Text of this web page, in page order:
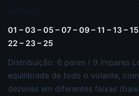
01 – 03 – 05 – 07 – 09 – 11 – 13 –
22 – 23 – 25
Distribuição: 6 pares / 9 ímpares
equilibrada de todo o volante,
dezenas em diferentes faixas